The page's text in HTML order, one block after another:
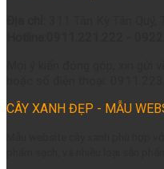
CÂY XANH ĐẸP - MẪU